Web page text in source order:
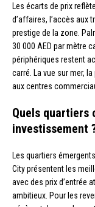
Les écarts de prix
d’affaires, l’accès aux
prestige de la zone.
30 000 AED par mètre
périphériques restent
carré. La vue sur mer,
aux centres
Quels
investissement
Les quartiers
City présentent les
avec des prix d’entrée
ambitieux. Pour les